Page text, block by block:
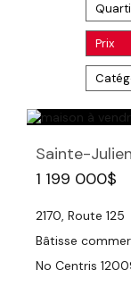
Prix
Sainte-
1 199 000$
2170, Route 125
Bâtisse
No Centris